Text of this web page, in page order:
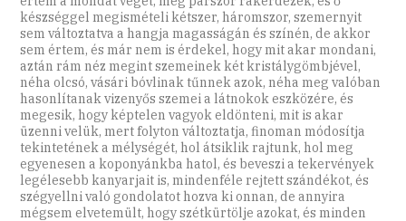
készséggel megismételi kétszer, háromszor, szemernyit
sem változtatva a hangja magasságán és színén, de akkor
sem értem, és már nem is érdekel, hogy mit akar mondani,
aztán rám néz megint szemeinek két kristálygömbjével,
néha olcsó, vásári bóvlinak tűnnek azok, néha meg valóban
hasonlítanak vizenyős szemei a látnokok eszközére, és
megesik, hogy képtelen vagyok eldönteni, mit is akar
üzenni velük, mert folyton változtatja, finoman módosítja
tekintetének a mélységét, hol átsiklik rajtunk, hol meg
egyenesen a koponyánkba hatol, és beveszi a tekervények
legélesebb kanyarjait is, mindenféle rejtett szándékot, és
szégyellni való gondolatot hozva ki onnan, de annyira
mégsem elvetemült, hogy szétkürtölje azokat, és minden